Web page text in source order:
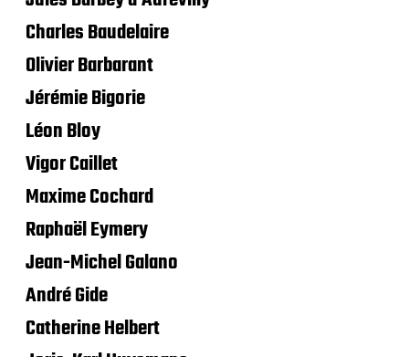
Charles Baudelaire
Olivier Barbarant
Jérémie Bigorie
Léon Bloy
Vigor Caillet
Maxime Cochard
Raphaël Eymery
Jean-Michel Galano
André Gide
Catherine Helbert